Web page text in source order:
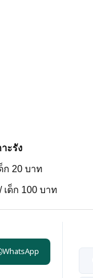
ะรัง
ก 20 บาท
ด็ก 100 บาท
WhatsApp